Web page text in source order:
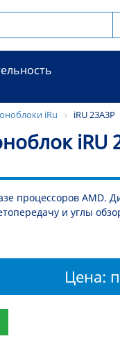
iRu iRU 23A3P
iRU
процессоров AMD.
и углы
Цена: